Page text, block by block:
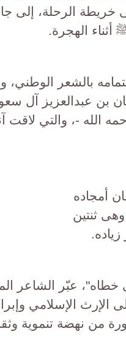
خريطة الرحلة، إلى
أثناء الهجرة.
بالشعر
بن عبدالعزيز آل
الله -، والتي
أمجاده
ثنتين
عبّر الشاعر
الإرث الإسلامي
من نهضة تنموية